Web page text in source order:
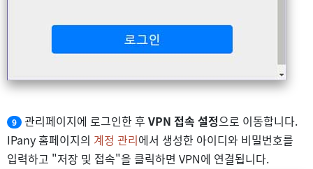
9 관리페이지에 로그인한 후VPN 접속 설정으로 이동합니다.
IPany 홈페이지의 계정 관리에서 생성한 아이디와 비밀번호를
입력하고 "저장 및 접속"을 클릭하면 VPN에 연결됩니다.